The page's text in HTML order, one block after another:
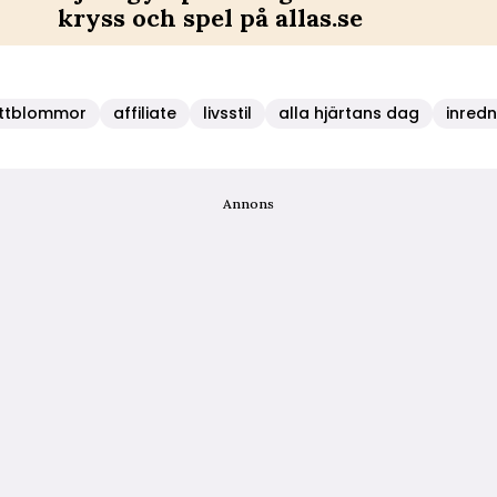
kryss och spel på allas.se
affiliate livsstil alla hjärtans dag
Annons